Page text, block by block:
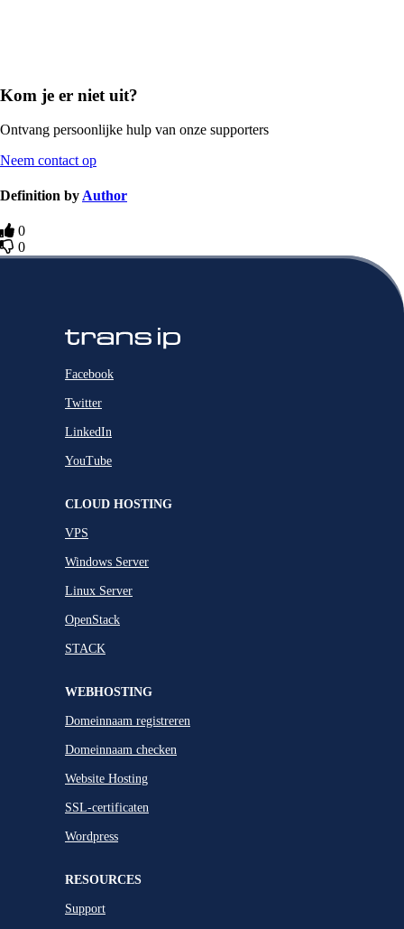
Kom je er niet uit?
Ontvang persoonlijke hulp van onze supporters
Neem contact op
Definition by Author
0
0
Facebook
Twitter
LinkedIn
YouTube
CLOUD HOSTING
VPS
Windows Server
Linux Server
OpenStack
STACK
WEBHOSTING
Domeinnaam registreren
Domeinnaam checken
Website Hosting
SSL-certificaten
Wordpress
RESOURCES
Support